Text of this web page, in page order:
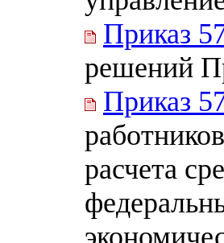
Приказ
решений
Приказ
расчета